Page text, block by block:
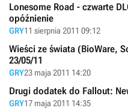
Lonesome Road - czwarte
opóźnienie
GRY11 sierpnia 2011 09:12
Wieści ze świata (BioWare,
23/05/11
GRY23 maja 2011 14:20
Drugi dodatek do Fallout:
GRY17 maja 2011 14:35